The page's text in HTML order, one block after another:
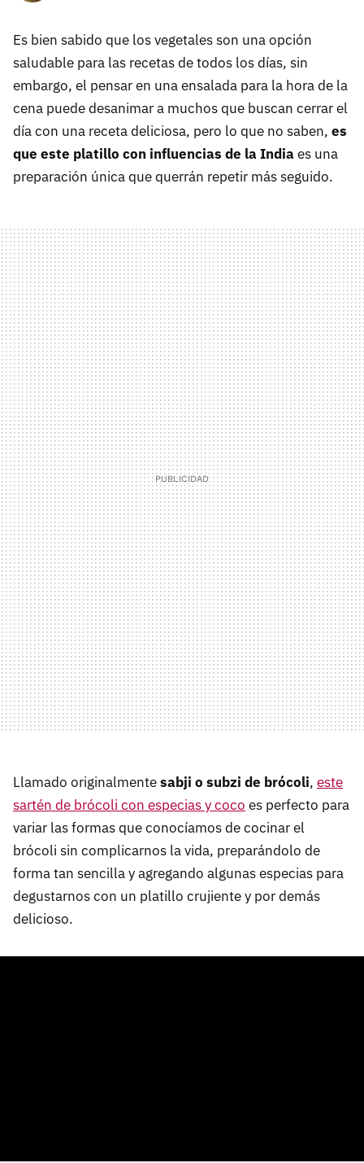
Es bien sabido que los vegetales son una opción
saludable para las recetas de todos los días, sin
embargo, el pensar en una ensalada para la hora de la
cena puede desanimar a muchos que buscan cerrar el
día con una receta deliciosa, pero lo que no saben, es
que este platillo con influencias de la Indiaes una
preparación única que querrán repetir más seguido.
Llamado originalmentesabji o subzi de brócoli, este
sartén de brócoli con especias y coco es perfecto para
variar las formas que conocíamos de cocinar el
brócoli sin complicarnos la vida, preparándolo de
forma tan sencilla y agregando algunas especias para
degustarnos con un platillo crujiente y por demás
delicioso.